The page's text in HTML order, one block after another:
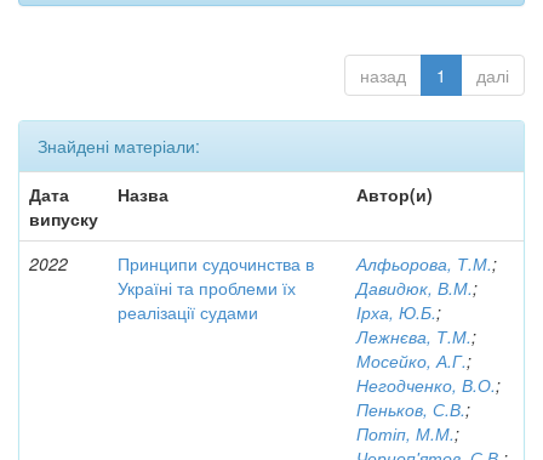
назад 1 далі
Знайдені матеріали:
Дата
випуску
Назва Автор(и)
2022
Принципи судочинства в
Україні та проблеми їх
реалізації судами
Алфьорова, Т.М.;
Давидюк, В.М.;
Ірха, Ю.Б.;
Лежнєва, Т.М.;
Мосейко, А.Г.;
Негодченко, В.О.;
Пеньков, С.В.;
Потіп, М.М.;